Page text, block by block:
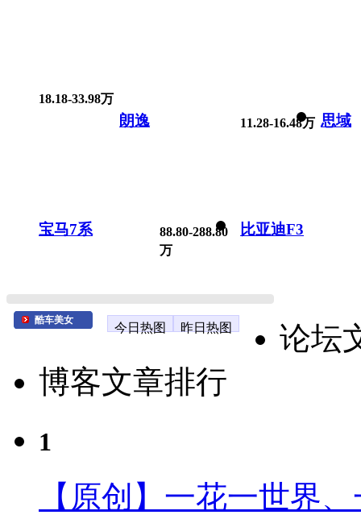
18.18-33.98万
朗逸 11.28-16.48万 思域
宝马7系
88.80-288.80
万
比亚迪F3
酷车美女
今日热图 昨日热图
论坛
博客文章排行
1
【原创】一花一世界